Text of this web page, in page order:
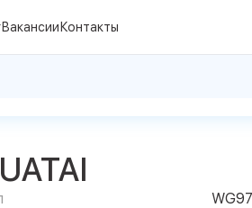
Вакансии Контакты